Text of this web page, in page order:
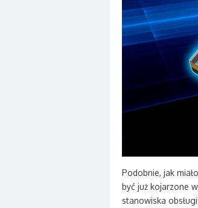
Podobnie, jak
być już kojarzone
stanowiska